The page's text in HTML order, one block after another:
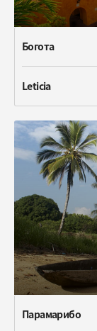
Богота
Leticia
Парамарибо